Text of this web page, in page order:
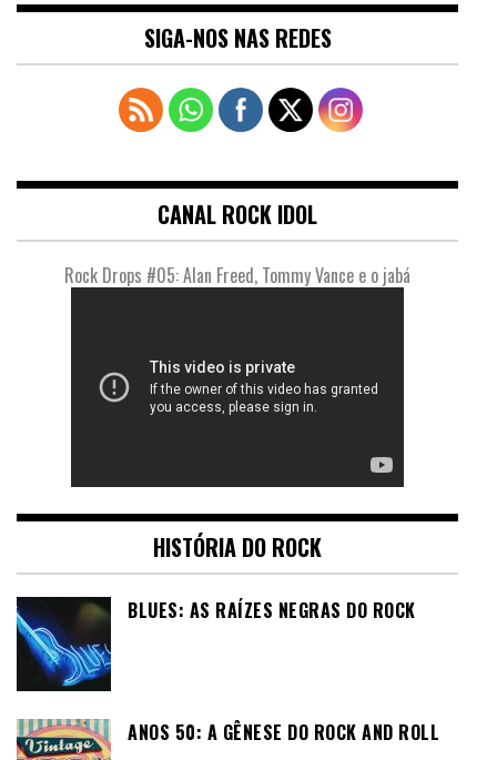
SIGA-NOS NAS REDES
CANAL ROCK IDOL
Rock Drops #05: Alan Freed, Tommy Vance e o jabá
HISTÓRIA DO ROCK
BLUES: AS RAÍZES NEGRAS DO ROCK
ANOS 50: A GÊNESE DO ROCK AND ROLL